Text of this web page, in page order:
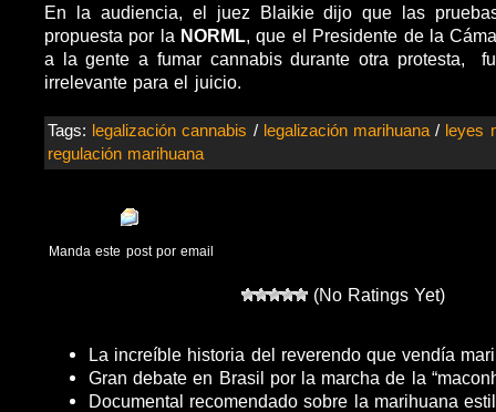
En la audiencia, el juez Blaikie dijo que las
propuesta por la NORML, que el Presidente de la
a la gente a fumar cannabis durante otra protesta,
irrelevante para el juicio.
Tags: legalización cannabis / legalización marihuana / leyes
regulación marihuana
Manda este post por email
(No Ratings Yet)
La increíble historia del reverendo que vendía
Gran debate en Brasil por la marcha de la
Documental recomendado sobre la marihuana